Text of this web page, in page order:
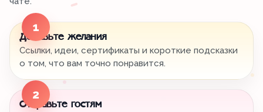
1
Добавьте желания
Ссылки, идеи, сертификаты и короткие подсказки
о том, что вам точно понравится.
2
Отправьте гостям